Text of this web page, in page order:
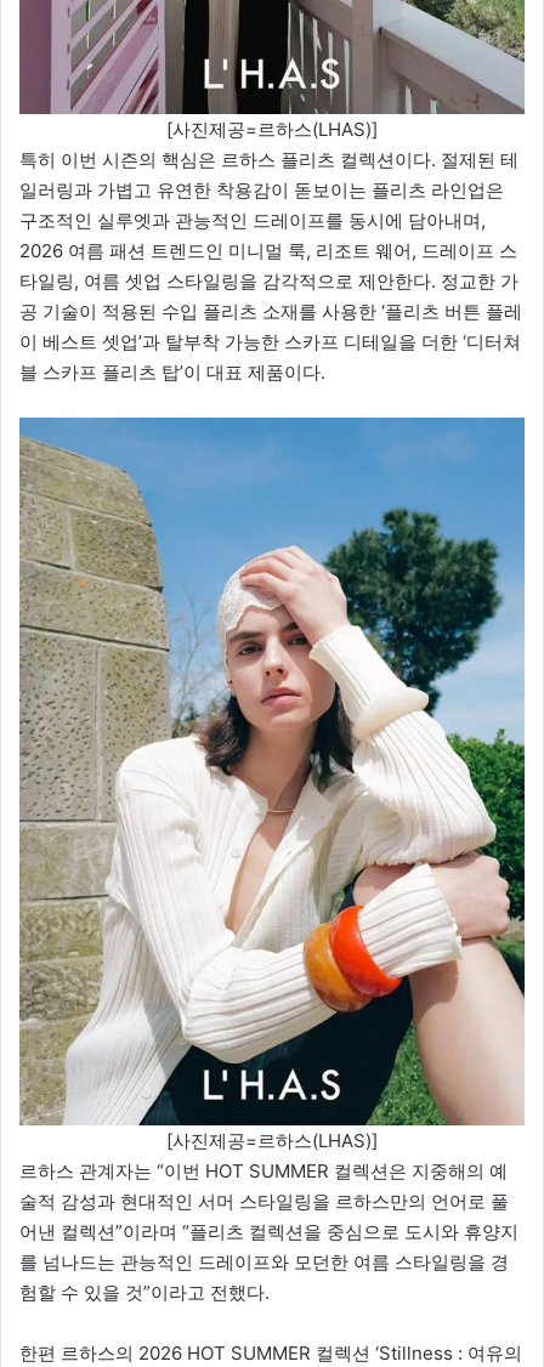
[사진제공=르하스(LHAS)]
특히 이번 시즌의 핵심은 르하스 플리츠 컬렉션이다. 절제된 테
일러링과 가볍고 유연한 착용감이 돋보이는 플리츠 라인업은
구조적인 실루엣과 관능적인 드레이프를 동시에 담아내며,
2026 여름 패션 트렌드인 미니멀 룩, 리조트 웨어, 드레이프 스
타일링, 여름 셋업 스타일링을 감각적으로 제안한다. 정교한 가
공 기술이 적용된 수입 플리츠 소재를 사용한 ‘플리츠 버튼 플레
이 베스트 셋업’과 탈부착 가능한 스카프 디테일을 더한 ‘디터쳐
블 스카프 플리츠 탑’이 대표 제품이다.
[사진제공=르하스(LHAS)]
르하스 관계자는 “이번 HOT SUMMER 컬렉션은 지중해의 예
술적 감성과 현대적인 서머 스타일링을 르하스만의 언어로 풀
어낸 컬렉션”이라며 “플리츠 컬렉션을 중심으로 도시와 휴양지
를 넘나드는 관능적인 드레이프와 모던한 여름 스타일링을 경
험할 수 있을 것”이라고 전했다.
한편 르하스의 2026 HOT SUMMER 컬렉션 ‘Stillness : 여유의